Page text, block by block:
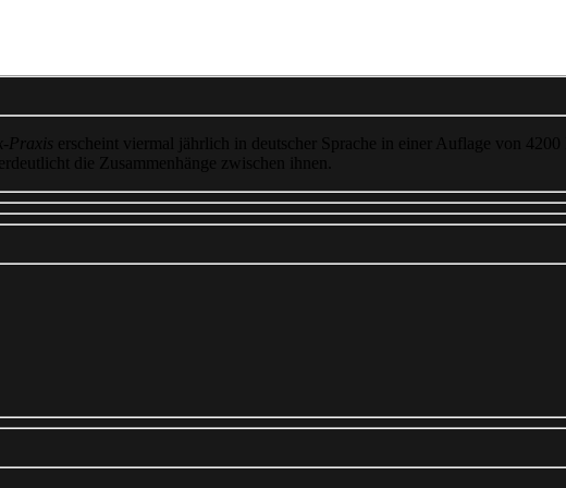
Praxis erscheint viermal jährlich in deutscher Sprache in einer Auflage von
die Zusammenhänge zwischen ihnen.